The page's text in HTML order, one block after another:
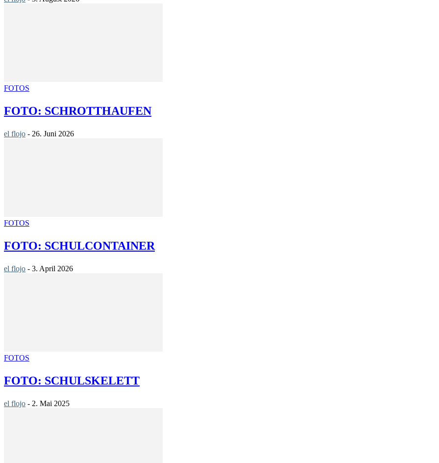
FOTOS
FOTO: SCHROTTHAUFEN
el flojo - 26. Juni 2026
FOTOS
FOTO: SCHULCONTAINER
el flojo - 3. April 2026
FOTOS
FOTO: SCHULSKELETT
el flojo - 2. Mai 2025